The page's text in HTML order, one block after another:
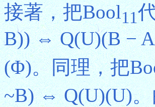
接著，把Bool11
B)) ⇔ Q(U)(B −
(Φ)。同理，把
~B) ⇔ Q(U)(U)